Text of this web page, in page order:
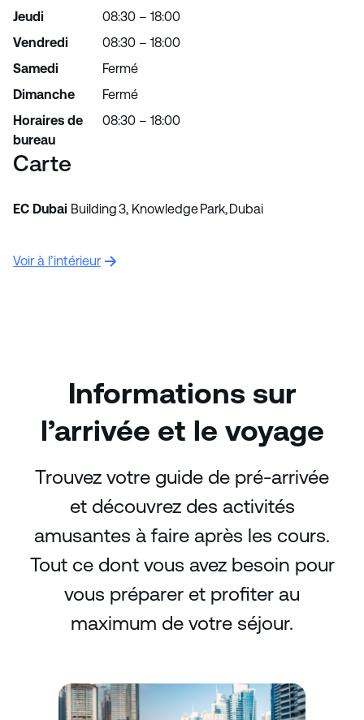
Jeudi
Vendredi
Samedi
Dimanche
Horaires de
bureau
08:30 – 18:00
08:30 – 18:00
Fermé
Fermé
08:30 – 18:00
Carte
EC Dubai Building 3, Knowledge Park, Dubai
Voir à l’intérieur
Informations sur
l’arrivée et le voyage
Trouvez votre guide de pré-arrivée
et découvrez des activités
amusantes à faire après les cours.
Tout ce dont vous avez besoin pour
vous préparer et profiter au
maximum de votre séjour.